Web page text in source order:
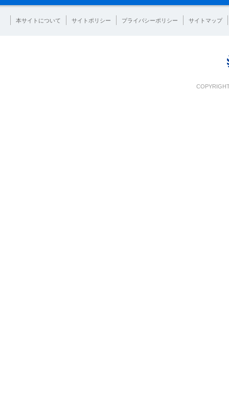
本サイトについて サイトポリシー プライバシーポリシー サイトマップ